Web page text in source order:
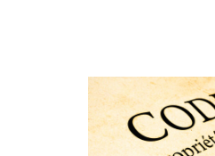
De l’intérêt d’un
audit des droits